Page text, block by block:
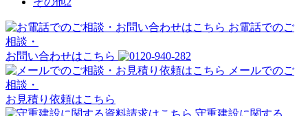
お電話でのご
相談・
お問い合わせはこちら
メールでのご
相談・
お見積り依頼はこちら